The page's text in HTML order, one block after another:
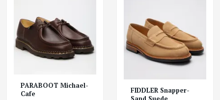
PARABOOT Michael-
Cafe
FIDDLER Snapper-